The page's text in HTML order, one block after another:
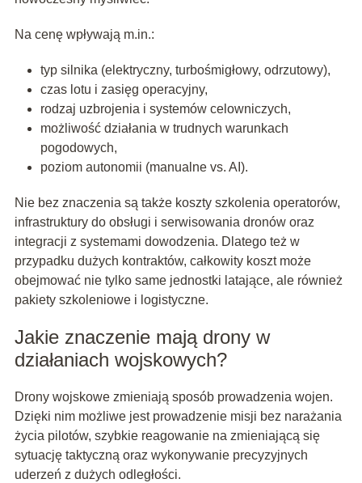
Na cenę wpływają m.in.:
typ silnika (elektryczny, turbośmigłowy, odrzutowy),
czas lotu i zasięg operacyjny,
rodzaj uzbrojenia i systemów celowniczych,
możliwość działania w trudnych warunkach
pogodowych,
poziom autonomii (manualne vs. AI).
Nie bez znaczenia są także koszty szkolenia operatorów,
infrastruktury do obsługi i serwisowania dronów oraz
integracji z systemami dowodzenia. Dlatego też w
przypadku dużych kontraktów, całkowity koszt może
obejmować nie tylko same jednostki latające, ale również
pakiety szkoleniowe i logistyczne.
Jakie znaczenie mają drony w
działaniach wojskowych?
Drony wojskowe zmieniają sposób prowadzenia wojen.
Dzięki nim możliwe jest prowadzenie misji bez narażania
życia pilotów, szybkie reagowanie na zmieniającą się
sytuację taktyczną oraz wykonywanie precyzyjnych
uderzeń z dużych odległości.